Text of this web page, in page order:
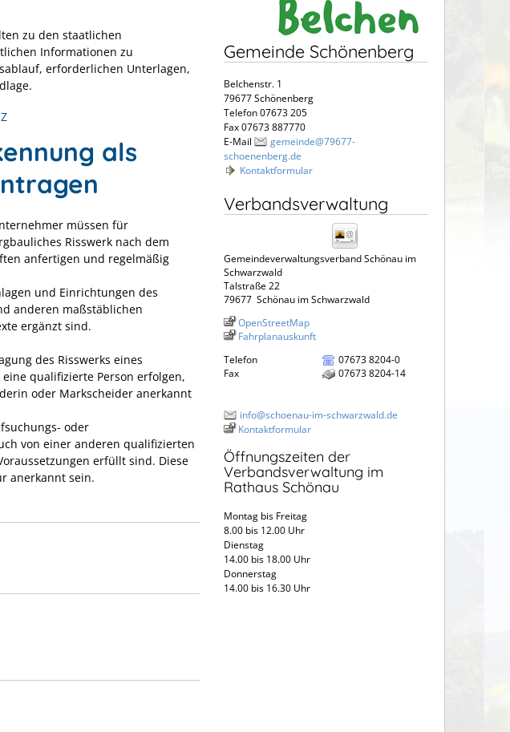
zu den staatlichen
Informationen zu
erforderlichen Unterlagen,
Z
als
müssen für
Risswerk nach dem
anfertigen und regelmäßig
und Einrichtungen des
anderen maßstäblichen
ergänzt sind.
des Risswerks eines
qualifizierte Person erfolgen,
oder Markscheider anerkannt
oder
von einer anderen qualifizierten
erfüllt sind. Diese
anerkannt sein.
Gemeinde Schönenberg
Belchenstr. 1
79677 Schönenberg
Telefon 07673 205
Fax 07673 887770
E-Mail
gemeinde@79677-
schoenenberg.de
Kontaktformular
Verbandsverwaltung
Gemeindeverwaltungsverband Schönau im
Schwarzwald
Talstraße 22
79677 Schönau im Schwarzwald
OpenStreetMap
Fahrplanauskunft
Telefon
07673 8204-0
Fax
07673 8204-14
info@schoenau-im-schwarzwald.de
Kontaktformular
Öffnungszeiten der
Verbandsverwaltung im
Rathaus Schönau
Montag bis Freitag
8.00 bis 12.00 Uhr
Dienstag
14.00 bis 18.00 Uhr
Donnerstag
14.00 bis 16.30 Uhr